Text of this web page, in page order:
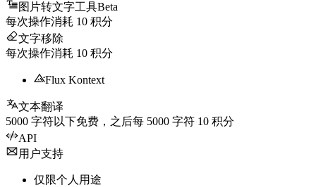
图片转文字工具Beta
每次操作消耗 10 积分
文字移除
每次操作消耗 10 积分
Flux Kontext
文本翻译
5000 字符以下免费，之后每 5000 字符 10 积分
API
用户支持
仅限个人用途